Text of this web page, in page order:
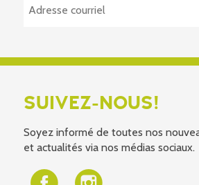
SUIVEZ-NOUS!
Soyez informé de toutes nos
et actualités via nos médias sociaux.